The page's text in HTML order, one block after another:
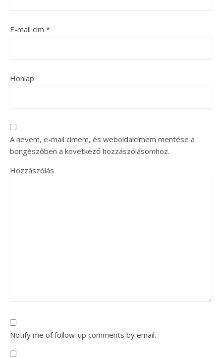
E-mail cím *
Honlap
A nevem, e-mail címem, és weboldalcímem mentése a
böngészőben a következő hozzászólásomhoz.
Hozzászólás
Notify me of follow-up comments by email.